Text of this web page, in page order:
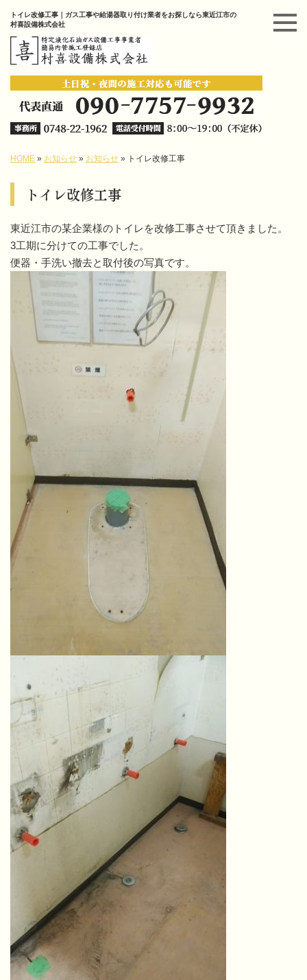
トイレ改修工事｜ガス工事や給湯器取り付け業者をお探しなら東近江市の
村喜設備株式会社
HOME » お知らせ » お知らせ » トイレ改修工事
トイレ改修工事
東近江市の某企業様のトイレを改修工事させて頂きました。
3工期に分けての工事でした。
便器・手洗い撤去と取付後の写真です。